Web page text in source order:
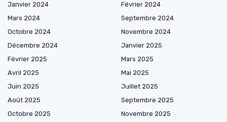
Janvier 2024
Février 2024
Mars 2024
Septembre 2024
Octobre 2024
Novembre 2024
Décembre 2024
Janvier 2025
Février 2025
Mars 2025
Avril 2025
Mai 2025
Juin 2025
Juillet 2025
Août 2025
Septembre 2025
Octobre 2025
Novembre 2025